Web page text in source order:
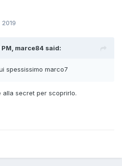
marce84 said:
spessissimo marco7
alla secret per scoprirlo.